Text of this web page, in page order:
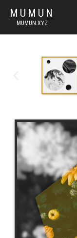
MUMUN
MUMUN.XYZ